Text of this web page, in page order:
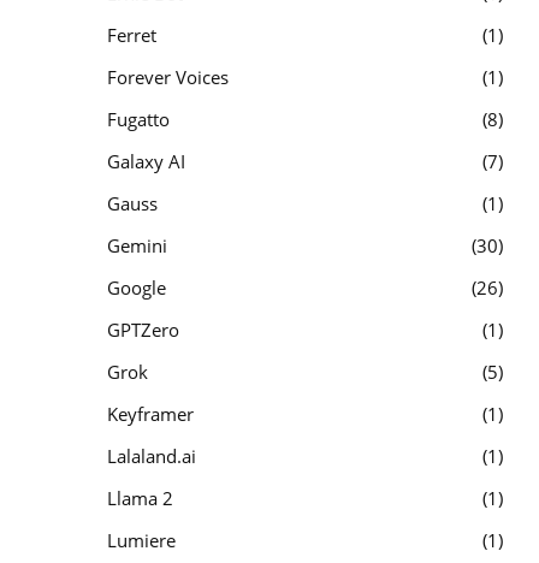
Ferret
1
Forever Voices
1
Fugatto
8
Galaxy AI
7
Gauss
1
Gemini
30
Google
26
GPTZero
1
Grok
5
Keyframer
1
Lalaland.ai
1
Llama 2
1
Lumiere
1